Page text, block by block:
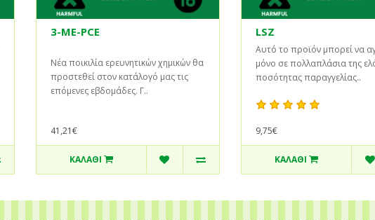
3-ME-PCE
Νέα ποικιλία ερευνητικών χημικών θα
προστεθεί στον κατάλογό μας τις
επόμενες εβδομάδες. Γ..
41,21€
ΚΑΛΆΘΙ
LSZ
Αυτό το προϊόν μπορεί να
μόνο σε πολλαπλάσια της
ποσότητας παραγγελίας..
9,75€
ΚΑΛΆΘΙ